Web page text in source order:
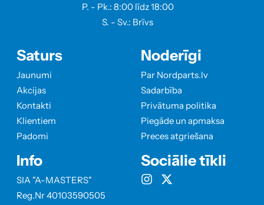
P. - Pk.: 8:00 līdz 18:00
S. - Sv.: Brīvs
Saturs
Jaunumi
Akcijas
Kontakti
Klientiem
Padomi
Info
SIA "A-MASTERS"
Reg.Nr 40103590505
Noderīgi
Par Nordparts.lv
Sadarbība
Privātuma politika
Piegāde un apmaksa
Preces atgriešana
Sociālie tīkli